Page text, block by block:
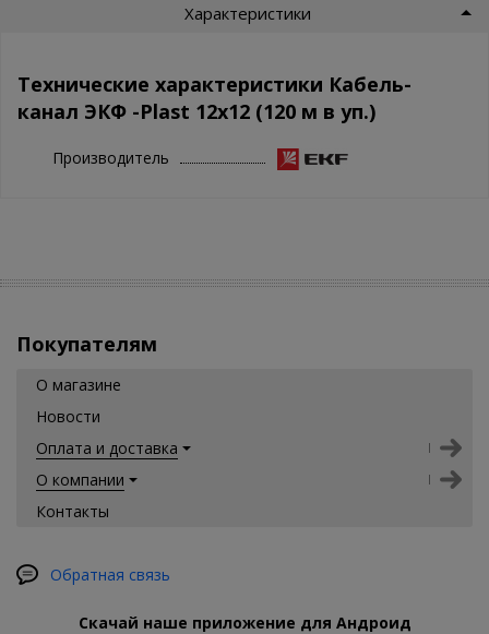
Характеристики
Технические характеристики Кабель-
канал ЭКФ -Plast 12х12 (120 м в уп.)
Производитель
Покупателям
О магазине
Новости
Оплата и доставка
О компании
Контакты
Обратная связь
Скачай наше приложение для Андроид